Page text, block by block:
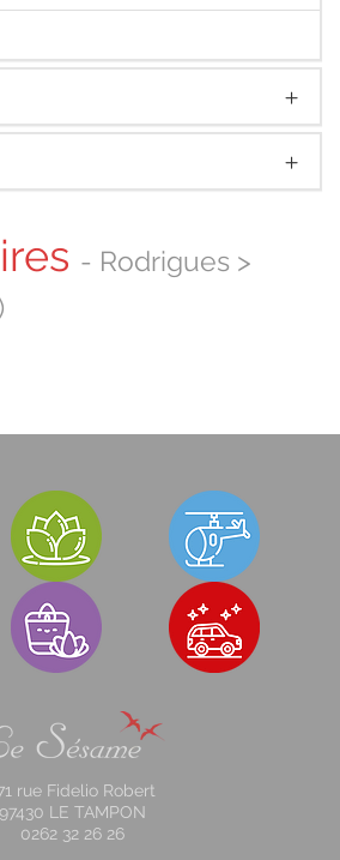
- Rodrigues >
rue Fidelio Robert
97430 LE TAMPON
0262 32 26 26